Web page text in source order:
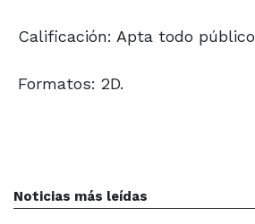
Calificación: Apta todo público
Formatos: 2D.
Noticias más leídas